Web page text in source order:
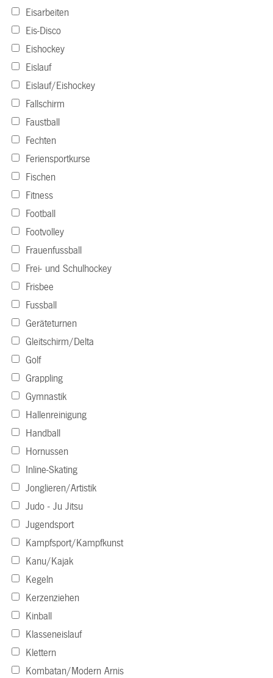
Eisarbeiten
Eis-Disco
Eishockey
Eislauf
Eislauf/Eishockey
Fallschirm
Faustball
Fechten
Feriensportkurse
Fischen
Fitness
Football
Footvolley
Frauenfussball
Frei- und Schulhockey
Frisbee
Fussball
Geräteturnen
Gleitschirm/Delta
Golf
Grappling
Gymnastik
Hallenreinigung
Handball
Hornussen
Inline-Skating
Jonglieren/Artistik
Judo - Ju Jitsu
Jugendsport
Kampfsport/Kampfkunst
Kanu/Kajak
Kegeln
Kerzenziehen
Kinball
Klasseneislauf
Klettern
Kombatan/Modern Arnis